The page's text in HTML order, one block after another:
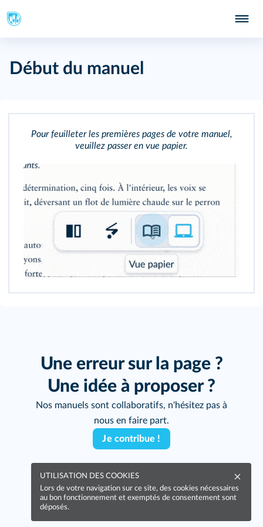
Début du manuel
Pour feuilleter les premières pages de votre manuel,
veuillez passer en vue papier.
Une erreur sur la page ?
Une idée à proposer ?
Nos manuels sont collaboratifs, n'hésitez pas à
nous en faire part.
Je contribue !
UTILISATION DES COOKIES
Lors de votre navigation sur ce site, des cookies nécessaires
au bon fonctionnement et exemptés de consentement sont
déposés.